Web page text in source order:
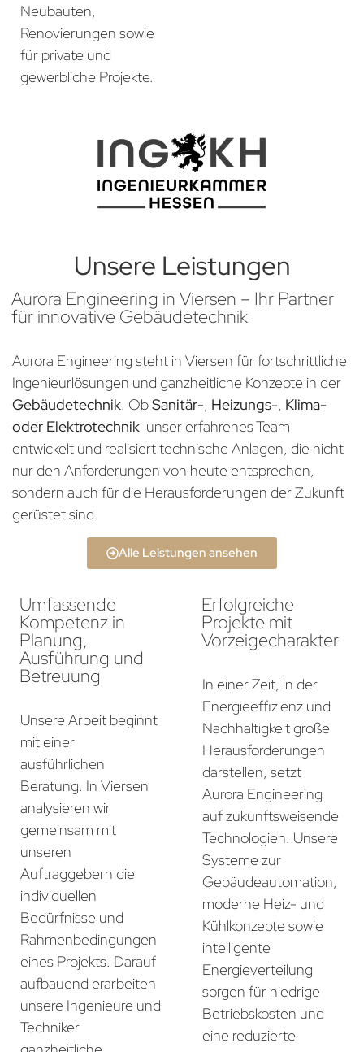
Neubauten,
Renovierungen sowie
für private und
gewerbliche Projekte.
Unsere Leistungen
Aurora Engineering in Viersen – Ihr Partner
für innovative Gebäudetechnik
Aurora Engineering steht in Viersen für fortschrittliche
Ingenieurlösungen und ganzheitliche Konzepte in der
Gebäudetechnik. ObSanitär-, Heizungs-, Klima-
oder Elektrotechnik unser erfahrenes Team
entwickelt und realisiert technische Anlagen, die nicht
nur den Anforderungen von heute entsprechen,
sondern auch für die Herausforderungen der Zukunft
gerüstet sind.
Alle Leistungen ansehen
Umfassende
Kompetenz in
Planung,
Ausführung und
Betreuung
Unsere Arbeit beginnt
mit einer
ausführlichen
Beratung. In Viersen
analysieren wir
gemeinsam mit
unseren
Auftraggebern die
individuellen
Bedürfnisse und
Rahmenbedingungen
eines Projekts. Darauf
aufbauend erarbeiten
unsere Ingenieure und
Techniker
Erfolgreiche
Projekte mit
Vorzeigecharakter
In einer Zeit, in der
Energieeffizienz und
Nachhaltigkeit große
Herausforderungen
darstellen, setzt
Aurora Engineering
auf zukunftsweisende
Technologien. Unsere
Systeme zur
Gebäudeautomation,
moderne Heiz- und
Kühlkonzepte sowie
intelligente
Energieverteilung
sorgen für niedrige
Betriebskosten und
eine reduzierte